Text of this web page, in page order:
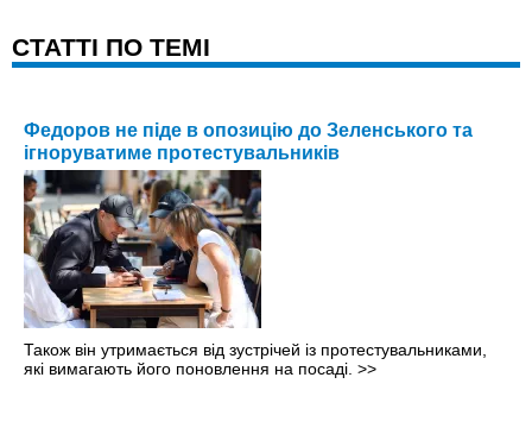
CТАТТІ ПО ТЕМІ
Федоров не піде в опозицію до Зеленського та
ігноруватиме протестувальників
Також він утримається від зустрічей із протестувальниками,
які вимагають його поновлення на посаді. >>